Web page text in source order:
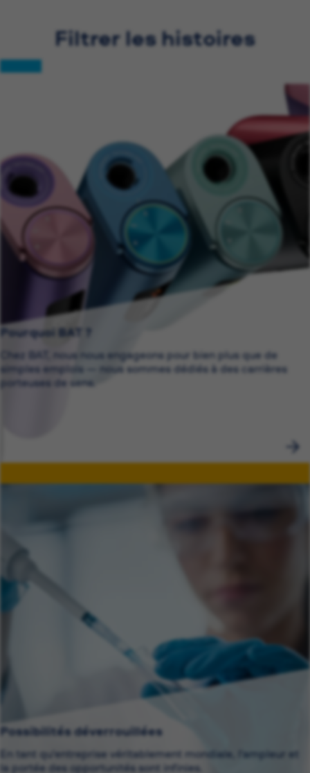
Filtrer les histoires
Pourquoi BAT ?
Chez BAT, nous nous engageons pour bien plus que de
simples emplois — nous sommes dédiés à des carrières
porteuses de sens.
Possibilités déverrouillées
En tant qu'entreprise véritablement mondiale, l'ampleur et
la portée des opportunités sont infinies.